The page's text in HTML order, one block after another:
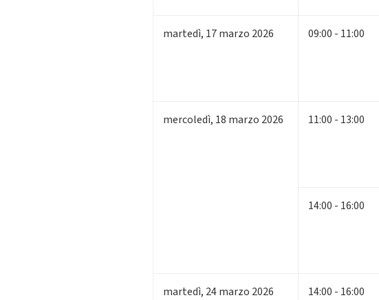
martedì, 17marzo 2026 09:00 - 11:00
mercoledì, 18 marzo 2026 11:00 - 13:00
14:00 - 16:00
martedì, 24marzo 2026 14:00 - 16:00